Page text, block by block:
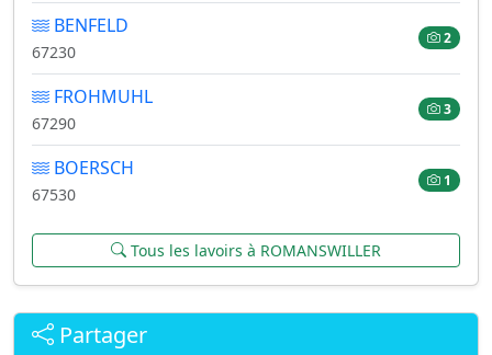
BENFELD
67230
2
FROHMUHL
67290
3
BOERSCH
67530
1
Tous les lavoirs à ROMANSWILLER
Partager